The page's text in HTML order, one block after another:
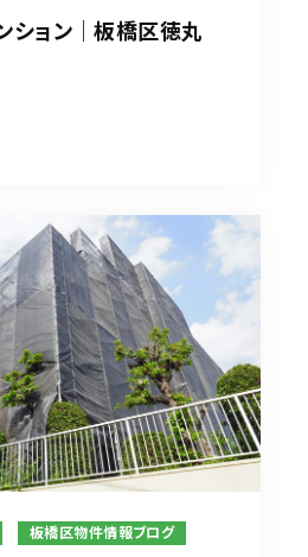
ション｜板橋区徳丸
板橋区物件情報ブログ